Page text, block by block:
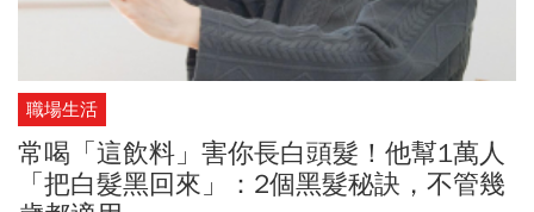
職場生活
常喝「這飲料」害你長白頭髮！他幫1萬人
「把白髮黑回來」：2個黑髮秘訣，不管幾